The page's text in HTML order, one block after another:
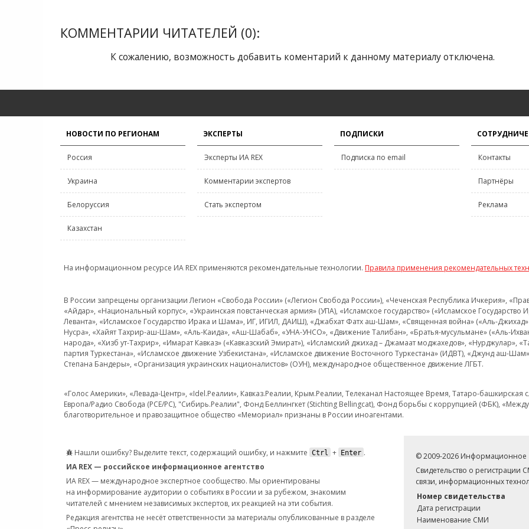
КОММЕНТАРИИ ЧИТАТЕЛЕЙ (0):
К сожалению, возможность добавить коментарий к данному материалу отключена.
НОВОСТИ ПО РЕГИОНАМ
Россия
Украина
Белоруссия
Казахстан
ЭКСПЕРТЫ
Эксперты ИА REX
Комментарии экспертов
Стать экспертом
ПОДПИСКИ
Подписка по email Контакты
Партнёры
Реклама
На информационном ресурсе ИА REX применяются рекомендательные технологии. Правила применения рекомендательных
В России запрещены организации Легион «Свобода России» («Легион Свобода России»), «Чеченская Республика Ичкерия»,
«Айдар», «Национальный корпус», «Украинская повстанческая армия» (УПА), «Исламское государство» («Исламское
Леванта», «Исламское Государство Ирака и Шама», ИГ, ИГИЛ, ДАИШ), «Джабхат Фатх аш-Шам», «Священная война» («Аль-Джихад»
Нусра», «Хайят Тахрир-аш-Шам», «Аль-Каида», «Аш-Шабаб», «УНА-УНСО», «Движение Талибан», «Братья-мусульмане» («Аль-
народа», «Хизб ут-Тахрир», «Имарат Кавказ» («Кавказский Эмират»), «Исламский джихад – Джамаат моджахедов», «Нурджулар»,
партия Туркестана», «Исламское движение Узбекистана», «Исламское движение Восточного Туркестана» (ИДВТ), «Джунд аш-
Степана Бандеры», «Организация украинских националистов» (ОУН), международное общественное движение ЛГБТ.
«Голос Америки», «Левада-Центр», «Idel.Реалии», Кавказ.Реалии, Крым.Реалии, Телеканал Настоящее Время, Татаро-
Европа/Радио Свобода (PCE/PC), "Сибирь.Реалии", Фонд Беллингкет (Stichting Bellingcat), Фонд борьбы с коррупцией (ФБК),
благотворительное и правозащитное общество «Мемориал» признаны в России иноагентами.
Нашли ошибку? Выделите текст, содержащий ошибку, и нажмите Ctrl + Enter .
ИА REX — российское информационное агентство
ИА REX — международное экспертное сообщество. Мы ориентированы
на информирование аудитории о событиях в России и за рубежом, знакомим
читателей с мнением независимых экспертов, их реакцией на эти события.
Редакция агентства не несёт ответственности за материалы опубликованные в разделе
© 2009-2026 Информационное
Свидетельство о
связи, информационных
Номер свидетельства
Дата регистрации
Наименование СМИ